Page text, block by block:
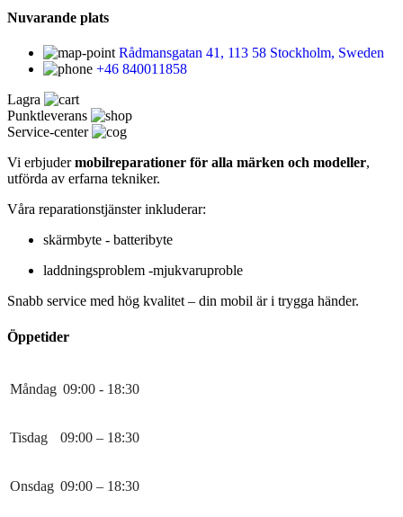
Nuvarande plats
Rådmansgatan 41, 113 58 Stockholm, Sweden
+46 840011858
Lagra
Punktleverans
Service-center
Vi erbjudermobilreparationer för alla märken och modeller,
utförda av erfarna tekniker.
Våra reparationstjänster inkluderar:
skärmbyte - batteribyte
laddningsproblem -mjukvaruproble
Snabb service med hög kvalitet – din mobil är i trygga händer.
Öppetider
Måndag 09:00 - 18:30
Tisdag 09:00 – 18:30
Onsdag 09:00 – 18:30